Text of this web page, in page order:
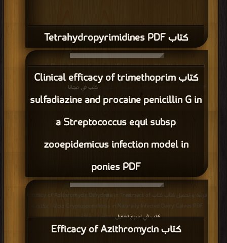
كتاب Tetrahydropyrimidines PDF
كتاب Clinical efficacy of trimethoprim
sulfadiazine and procaine penicillin G in
a Streptococcus equi subsp
zooepidemicus infection model in
ponies PDF
قراءة و تحميل كتاب كتاب Clinical efficacy of trimethoprim sulfadiazine and
procaine penicillin G in a Streptococcus equi subsp zooepidemicus
كتب في مجانا
كتاب Efficacy of Azithromycin
قراءة و تحميل كتاب كتاب Efficacy of Azithromycin Dihydrate in Treatment of
Cryptosporidiosis in Naturally Infected Dairy Calves PDF مجانا | مكتبة >
كتب في اسرع تحميل| التحميل : مرة/مرات